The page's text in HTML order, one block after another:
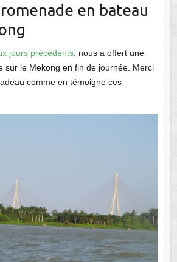
en bateau
jours précédents, nous a offert une
sur le Mekong en fin de journée. Merci
comme en témoigne ces